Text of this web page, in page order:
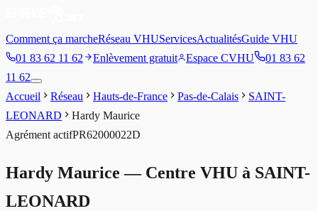
Comment ça marcheRéseau VHUServicesActualitésGuide VHU
01 83 62 11 62
Enlèvement gratuit Espace CVHU
01 83 62
11 62
Accueil
Réseau Hauts-de-France Pas-de-Calais
SAINT-
LEONARD
Hardy Maurice
Agrément actifPR62000022D
Hardy Maurice — Centre VHU à SAINT-
LEONARD